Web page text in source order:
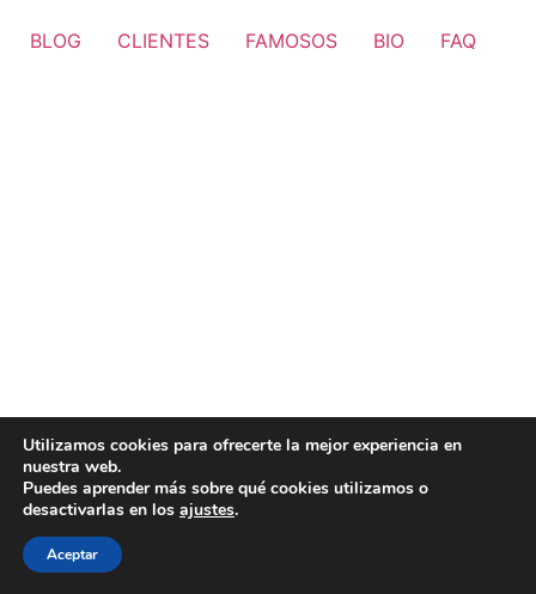
BLOG CLIENTES FAMOSOS BIO FAQ
Utilizamos cookies para ofrecerte la mejor experiencia en
nuestra web.
Puedes aprender más sobre qué cookies utilizamos o
desactivarlas en los ajustes.
Aceptar